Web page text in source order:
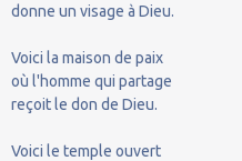
donne un visage à Dieu.
Voici la maison de paix
où l'homme qui partage
reçoit le don de Dieu.
Voici le temple ouvert